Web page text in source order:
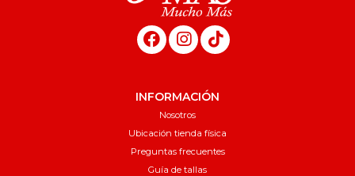
INFORMACIÓN
Nosotros
Ubicación tienda física
Preguntas frecuentes
Guía de tallas